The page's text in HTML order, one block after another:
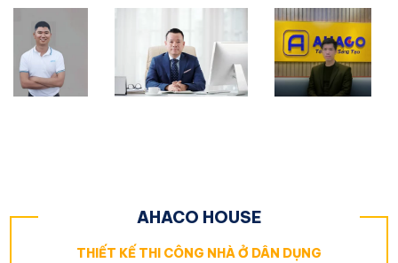
AHACO HOUSE
THIẾT KẾ THI CÔNG NHÀ Ở DÂN DỤNG